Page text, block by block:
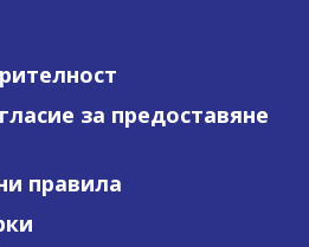
за предоставяне
правила